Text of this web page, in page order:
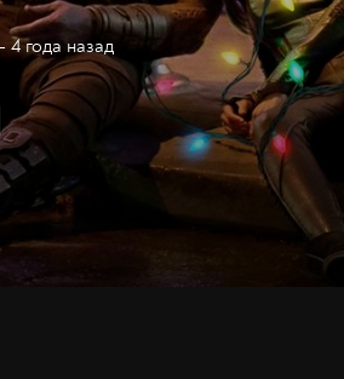
4 года назад